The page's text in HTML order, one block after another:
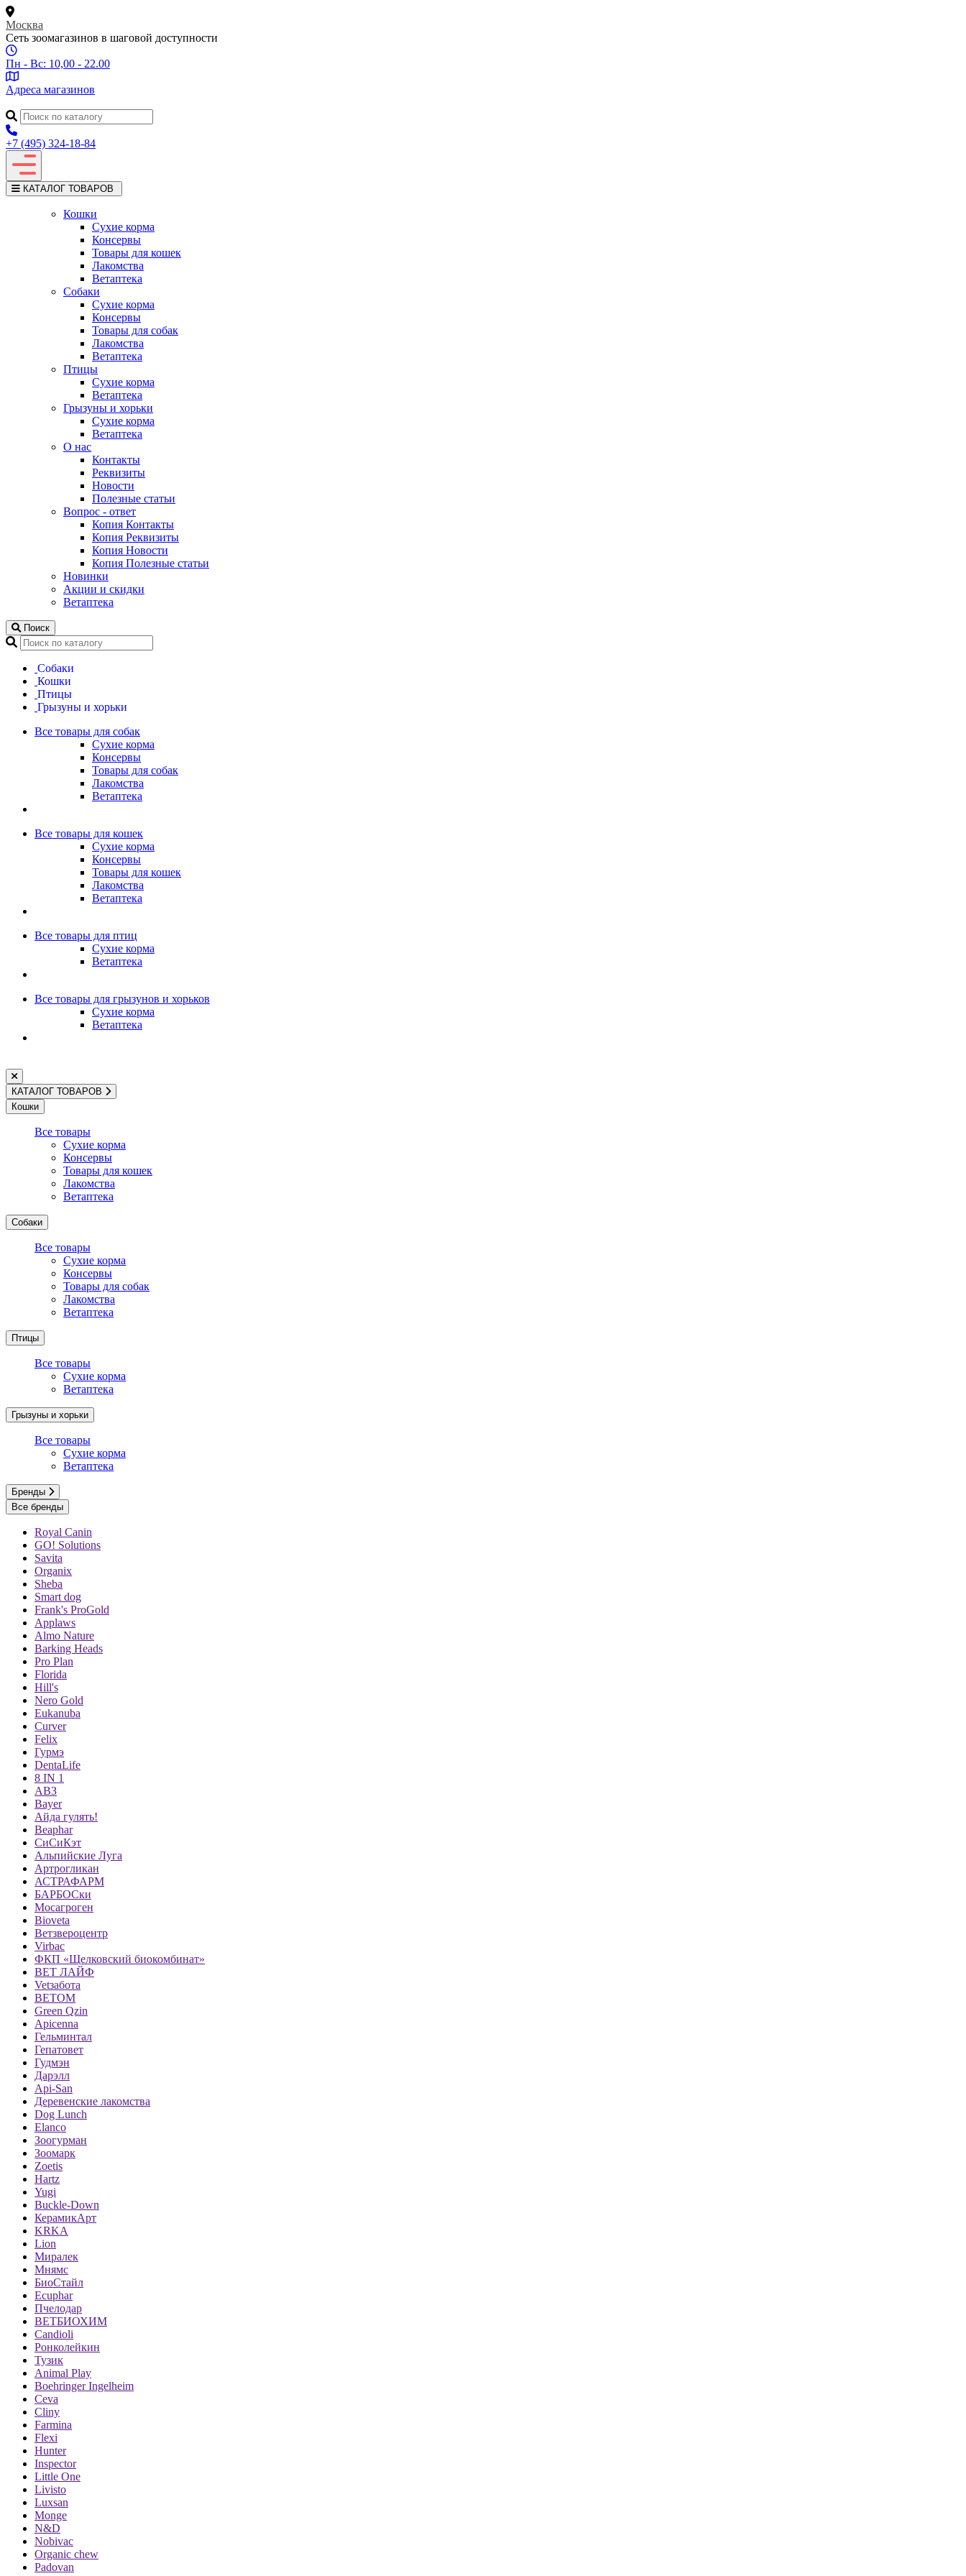
Москва
Сеть зоомагазинов в шаговой доступности
Пн - Вс: 10,00 - 22.00
Адреса магазинов
+7 (495) 324-18-84
КАТАЛОГ ТОВАРОВ
Кошки
Сухие корма
Консервы
Товары для кошек
Лакомства
Ветаптека
Собаки
Сухие корма
Консервы
Товары для собак
Лакомства
Ветаптека
Птицы
Сухие корма
Ветаптека
Грызуны и хорьки
Сухие корма
Ветаптека
О нас
Контакты
Реквизиты
Новости
Полезные статьи
Вопрос - ответ
Копия Контакты
Копия Реквизиты
Копия Новости
Копия Полезные статьи
Новинки
Акции и скидки
Ветаптека
Поиск
собаки
кошки
птицы
грызуны и хорьки
Все товары для собак
Сухие корма
Консервы
Товары для собак
Лакомства
Ветаптека
Все товары для кошек
Сухие корма
Консервы
Товары для кошек
Лакомства
Ветаптека
Все товары для птиц
Сухие корма
Ветаптека
Все товары для грызунов и хорьков
Сухие корма
Ветаптека
КАТАЛОГ ТОВАРОВ
Кошки
Все товары
Сухие корма
Консервы
Товары для кошек
Лакомства
Ветаптека
Собаки
Все товары
Сухие корма
Консервы
Товары для собак
Лакомства
Ветаптека
Птицы
Все товары
Сухие корма
Ветаптека
Грызуны и хорьки
Все товары
Сухие корма
Ветаптека
Бренды
Все бренды
Royal Canin
GO! Solutions
Savita
Organix
Sheba
Smart dog
Frank's ProGold
Applaws
Almo Nature
Barking Heads
Pro Plan
Florida
Hill's
Nero Gold
Eukanuba
Curver
Felix
Гурмэ
DentaLife
8 IN 1
АВЗ
Bayer
Айда гулять!
Beaphar
СиСиКэт
Альпийские Луга
Артрогликан
АСТРАФАРМ
БАРБОСки
Мосагроген
Bioveta
Ветзвероцентр
Virbac
ФКП «Щелковский биокомбинат»
ВЕТ ЛАЙФ
Vetзабота
ВЕТОМ
Green Qzin
Apicenna
Гельминтал
Гепатовет
Гудмэн
Дарэлл
Api-San
Деревенские лакомства
Dog Lunch
Elanco
Зоогурман
Зоомарк
Zoetis
Hartz
Yugi
Buckle-Down
КерамикАрт
KRKA
Lion
Миралек
Мнямс
БиоСтайл
Ecuphar
Пчелодар
ВЕТБИОХИМ
Candioli
Ронколейкин
Тузик
Animal Play
Boehringer Ingelheim
Ceva
Cliny
Farmina
Flexi
Hunter
Inspector
Little One
Livisto
Luxsan
Monge
N&D
Nobivac
Organic chew
Padovan